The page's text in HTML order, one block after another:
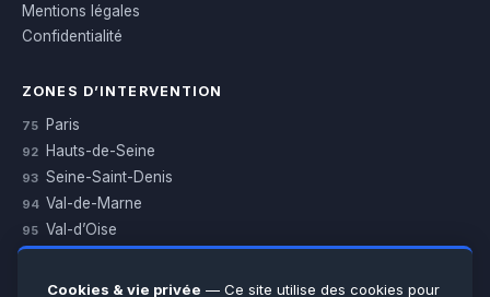
Mentions légales
Confidentialité
ZONES D’INTERVENTION
75 Paris
92 Hauts-de-Seine
93 Seine-Saint-Denis
94 Val-de-Marne
95 Val-d’Oise
Essonne
Cookies & vie privée — Ce site utilise des cookies pour